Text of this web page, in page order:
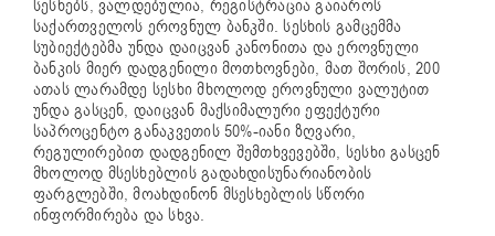
სესხებს, ვალდებულია, რეგისტრაცია გაიაროს
საქართველოს ეროვნულ ბანკში. სესხის გამცემმა
სუბიექტებმა უნდა დაიცვან კანონითა და ეროვნული
ბანკის მიერ დადგენილი მოთხოვნები, მათ შორის, 200
ათას ლარამდე სესხი მხოლოდ ეროვნული ვალუტით
უნდა გასცენ, დაიცვან მაქსიმალური ეფექტური
საპროცენტო განაკვეთის 50%-იანი ზღვარი,
რეგულირებით დადგენილ შემთხვევებში, სესხი გასცენ
მხოლოდ მსესხებლის გადახდისუნარიანობის
ფარგლებში, მოახდინონ მსესხებლის სწორი
ინფორმირება და სხვა.